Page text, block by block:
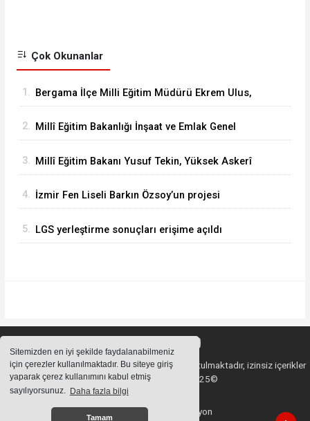
Sitemizden en iyi şekilde faydalanabilmeniz
için çerezler kullanılmaktadır. Bu siteye giriş
yaparak çerez kullanımını kabul etmiş
sayılıyorsunuz. Daha fazla bilgi
Tamam
Çok Okunanlar
1. Bergama İlçe Milli Eğitim Müdürü Ekrem Ulus,
çalışmaları inceledi
2. Millî Eğitim Bakanlığı İnşaat ve Emlak Genel
İncelemelerde Bulundu
3. Millî Eğitim Bakanı Yusuf Tekin, Yüksek Askerî
4. İzmir Fen Liseli Barkın Özsoy’un projesi
5. LGS yerleştirme sonuçları erişime açıldı
Sitemizde bulunan içeriklerin tüm hakları saklı tutulmaktadır, izinsiz içerikler
kullanılamaz. Copyright 2025©
Haber Yazılımı:
Web Aksiyon